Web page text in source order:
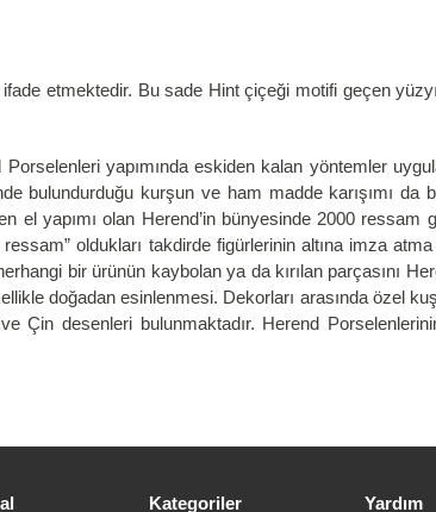
etmektedir. Bu sade Hint çiçeği motifi geçen
yapımında eskiden kalan yöntemler
bulundurduğu kurşun ve ham madde karışımı
el yapımı olan Herend’in bünyesinde 2000
oldukları takdirde figürlerinin altına imza
bir ürünün kaybolan ya da kırılan parçasını
doğadan esinlenmesi. Dekorları arasında özel
Çin desenleri bulunmaktadır. Herend
Kategoriler Yardım